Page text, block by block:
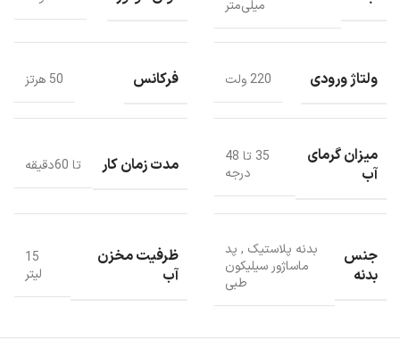
جالب و شیکی دارد و حمل و نقلش راحت است.
میلی‌متر
ولتاژ ورودی 220 ولت فرکانس 50 هرتز
میزان گرمای
آب
35 تا 48
درجه
مدت زمان کار تا 60دقیقه
جنس
بدنه
بدنه پلاستیک , پد
ماساژور سیلیکون
طبی
ظرفیت مخزن
آب
15
لیتر